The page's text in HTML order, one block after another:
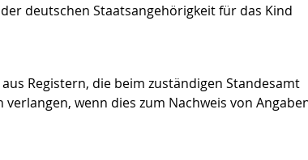
deutschen Staatsangehörigkeit für das Kind
Registern, die beim zuständigen Standesamt
wenn dies zum Nachweis von